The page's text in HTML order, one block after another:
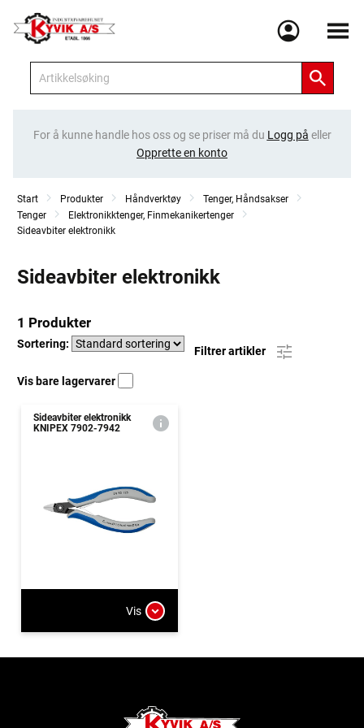
Meny
For å kunne handle hos oss og se priser må du Logg på eller
Opprette en konto
Start Produkter Håndverktøy
Tenger, Håndsakser
Tenger
Elektronikktenger, Finmekanikertenger
Sideavbiter elektronikk
Sideavbiter elektronikk
1 Produkter
Sortering:
Filtrer artikler
Vis bare lagervarer
Sideavbiter elektronikk
KNIPEX 7902-7942
Vis